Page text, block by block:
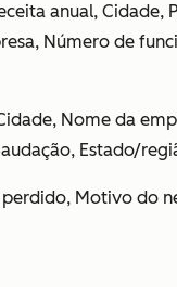
anual, Cidade,
Número de
Nome da
Estado/
Motivo do